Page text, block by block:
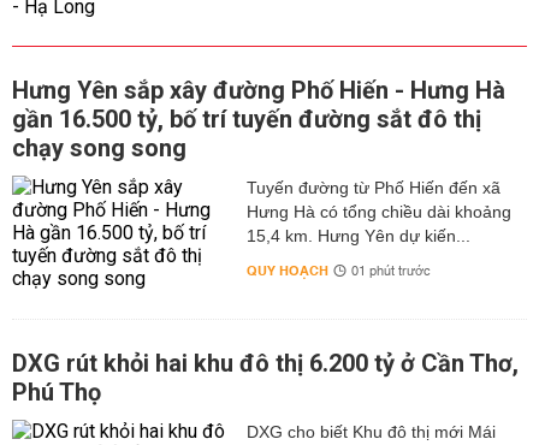
Hưng Yên sắp xây đường Phố Hiến - Hưng Hà
gần 16.500 tỷ, bố trí tuyến đường sắt đô thị
chạy song song
Tuyến đường từ Phố Hiến đến xã
Hưng Hà có tổng chiều dài khoảng
15,4 km. Hưng Yên dự kiến...
QUY HOẠCH 01 phút trước
DXG rút khỏi hai khu đô thị 6.200 tỷ ở Cần Thơ,
Phú Thọ
DXG cho biết Khu đô thị mới Mái